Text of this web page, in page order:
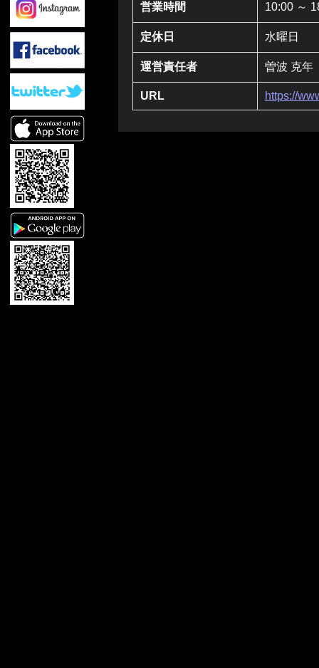
営業時間 10:00 ～
定休日 水曜日
運営責任者 曽波 克年
URL https://